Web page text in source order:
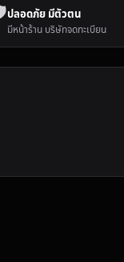
ปลอดภัย มีตัวตน
มีหน้าร้าน บริษัทจดทะเบียน